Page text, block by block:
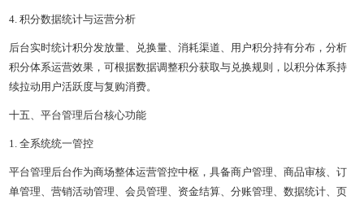
4. 积分数据统计与运营分析
后台实时统计积分发放量、兑换量、消耗渠道、用户积分持有分布，分析
积分体系运营效果，可根据数据调整积分获取与兑换规则，以积分体系持
续拉动用户活跃度与复购消费。
十五、平台管理后台核心功能
1. 全系统统一管控
平台管理后台作为商场整体运营管控中枢，具备商户管理、商品审核、订
单管理、营销活动管理、会员管理、资金结算、分账管理、数据统计、页